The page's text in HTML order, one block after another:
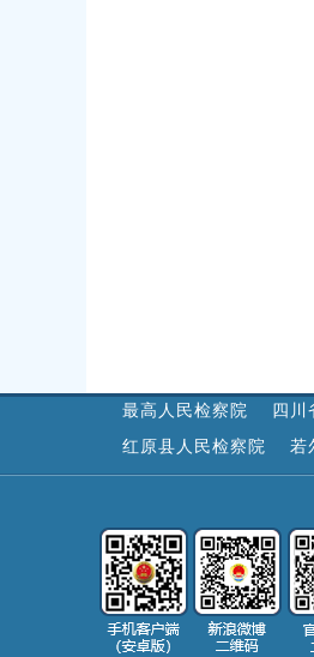
最高人民检察院 四川
红原县人民检察院
若